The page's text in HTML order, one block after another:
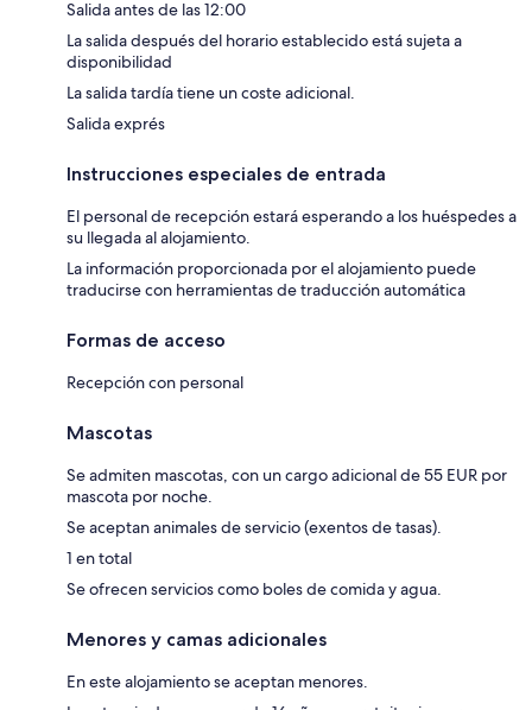
Salida antes de las 12:00
La salida después del horario establecido está sujeta a
disponibilidad
La salida tardía tiene un coste adicional.
Salida exprés
Instrucciones especiales de entrada
El personal de recepción estará esperando a los huéspedes a
su llegada al alojamiento.
La información proporcionada por el alojamiento puede
traducirse con herramientas de traducción automática
Formas de acceso
Recepción con personal
Mascotas
Se admiten mascotas, con un cargo adicional de 55 EUR por
mascota por noche.
Se aceptan animales de servicio (exentos de tasas).
1 en total
Se ofrecen servicios como boles de comida y agua.
Menores y camas adicionales
En este alojamiento se aceptan menores.